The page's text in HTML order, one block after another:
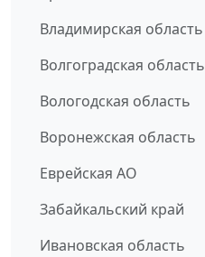
Владимирская область
Волгоградская область
Вологодская область
Воронежская область
Еврейская АО
Забайкальский край
Ивановская область